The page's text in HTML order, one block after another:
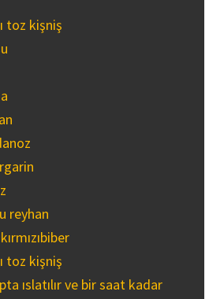
toz kişniş
reyhan
toz kişniş
ıslatılır ve bir saat kadar